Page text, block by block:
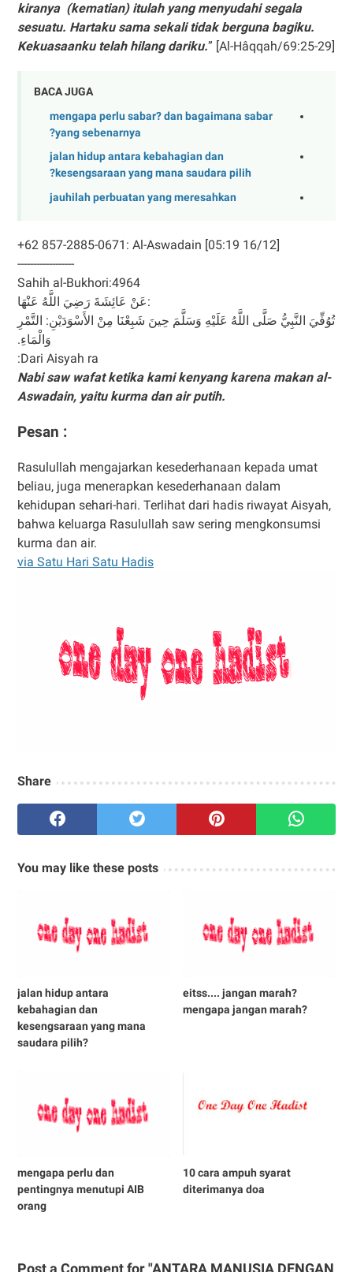
kiranya (kematian) itulah yang menyudahi segala
sesuatu. Hartaku sama sekali tidak berguna bagiku.
Kekuasaanku telah hilang dariku.” [Al-Hâqqah/69:25-29]
BACA JUGA
mengapa perlu sabar? dan bagaimana sabar
yang sebenarnya?
jalan hidup antara kebahagian dan
kesengsaraan yang mana saudara pilih?
jauhilah perbuatan yang meresahkan
[16/12 05:19] ‪+62 857-2885-0671‬: Al-Aswadain
------------------
Sahih al-Bukhori:4964
عَنْ عَائِشَةَ رَضِيَ اللَّهُ عَنْهَا:
تُوُفِّيَ النَّبِيُّ صَلَّى اللَّهُ عَلَيْهِ وَسَلَّمَ حِينَ شَبِعْنَا مِنْ الأَسْوَدَيْنِ: التَّمْرِ
وَالْمَاءِ.
Dari Aisyah ra:
Nabi saw wafat ketika kami kenyang karena makan al-
Aswadain, yaitu kurma dan air putih.
Pesan :
Rasulullah mengajarkan kesederhanaan kepada umat
beliau, juga menerapkan kesederhanaan dalam
kehidupan sehari-hari. Terlihat dari hadis riwayat Aisyah,
bahwa keluarga Rasulullah saw sering mengkonsumsi
kurma dan air.
via Satu Hari Satu Hadis
Share
You may like these posts
jalan hidup antara
kebahagian dan
kesengsaraan yang mana
saudara pilih?
eitss.... jangan marah?
mengapa jangan marah?
mengapa perlu dan
pentingnya menutupi AIB
orang
10 cara ampuh syarat
diterimanya doa
Post a Comment for "ANTARA MANUSIA DENGAN